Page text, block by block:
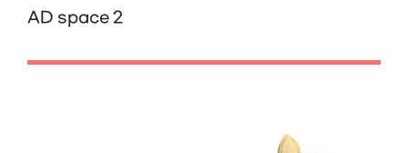
AD space 2